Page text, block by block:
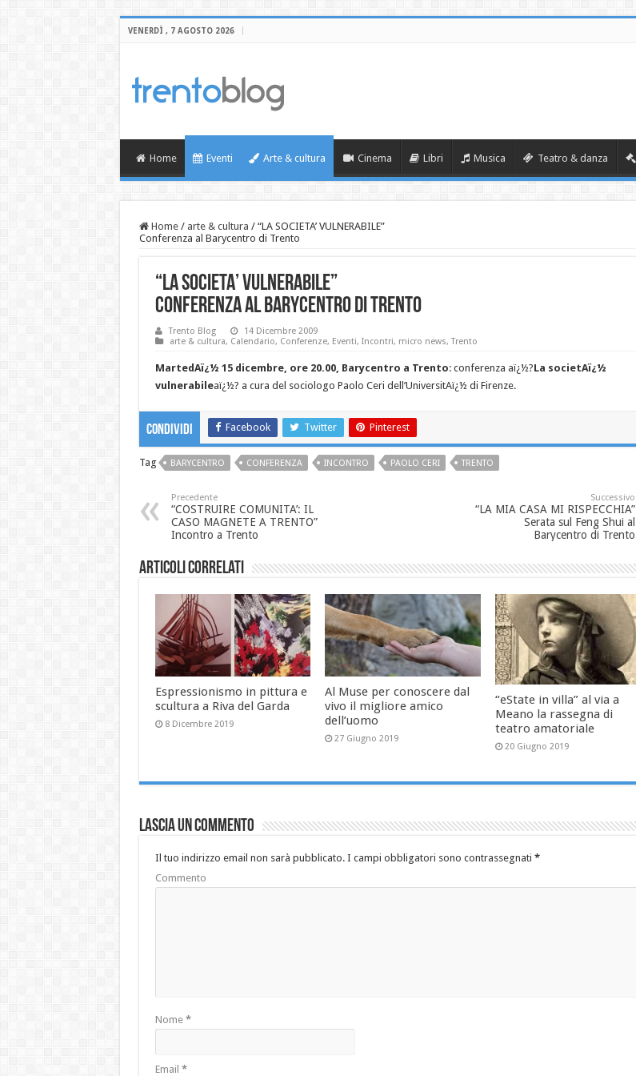
VENERDÌ , 7 AGOSTO 2026
Home Eventi Arte & cultura Cinema Libri Musica Teatro & danza
Home / arte & cultura / “LA SOCIETA’ VULNERABILE”
Conferenza al Barycentro di Trento
“LA SOCIETA’ VULNERABILE”
Conferenza al Barycentro di Trento
Trento Blog
14 Dicembre 2009
arte & cultura, Calendario, Conferenze, Eventi, Incontri, micro news,Trento
MartedAï¿½ 15 dicembre, ore 20.00, Barycentro a Trento: conferenza aï¿½?La societAï¿½
vulnerabileaï¿½? a cura del sociologo Paolo Ceri dell’UniversitAï¿½ di Firenze.
Condividi Facebook Twitter Pinterest
Tag BARYCENTRO CONFERENZA INCONTRO PAOLO CERI TRENTO
Precedente
“COSTRUIRE COMUNITA’: IL
CASO MAGNETE A TRENTO”
Incontro a Trento
Successivo
“LA MIA CASA MI RISPECCHIA”
Serata sul Feng Shui al
Barycentro di Trento
Articoli correlati
Espressionismo in pittura e
scultura a Riva del Garda
8 Dicembre 2019
Al Muse per conoscere dal
vivo il migliore amico
dell’uomo
27 Giugno 2019
“eState in villa” al via a
Meano la rassegna di
teatro amatoriale
20 Giugno 2019
Lascia un commento
Il tuo indirizzo email non sarà pubblicato.I campi obbligatori sono contrassegnati *
Commento
Nome *
Email *